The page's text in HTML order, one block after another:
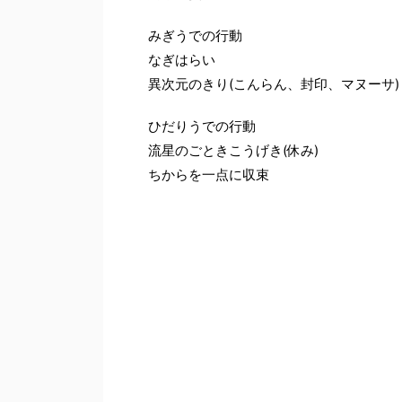
みぎうでの行動
なぎはらい
異次元のきり(こんらん、封印、マヌーサ)
ひだりうでの行動
流星のごときこうげき(休み)
ちからを一点に収束